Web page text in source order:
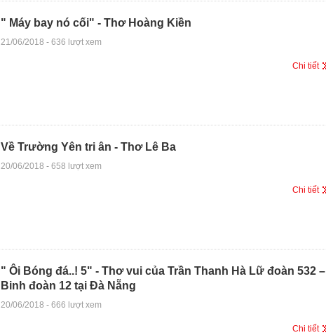
" Máy bay nó cối" - Thơ Hoàng Kiền
21/06/2018 - 636 lượt xem
Chi tiết
Về Trường Yên tri ân - Thơ Lê Ba
20/06/2018 - 658 lượt xem
Chi tiết
" Ôi Bóng đá..! 5" - Thơ vui của Trần Thanh Hà Lữ đoàn 532 –
Binh đoàn 12 tại Đà Nẵng
20/06/2018 - 666 lượt xem
Chi tiết